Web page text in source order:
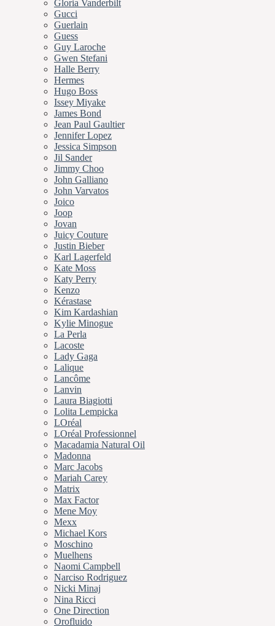
Gloria Vanderbilt
Gucci
Guerlain
Guess
Guy Laroche
Gwen Stefani
Halle Berry
Hermes
Hugo Boss
Issey Miyake
James Bond
Jean Paul Gaultier
Jennifer Lopez
Jessica Simpson
Jil Sander
Jimmy Choo
John Galliano
John Varvatos
Joico
Joop
Jovan
Juicy Couture
Justin Bieber
Karl Lagerfeld
Kate Moss
Katy Perry
Kenzo
Kérastase
Kim Kardashian
Kylie Minogue
La Perla
Lacoste
Lady Gaga
Lalique
Lancôme
Lanvin
Laura Biagiotti
Lolita Lempicka
LOréal
LOréal Professionnel
Macadamia Natural Oil
Madonna
Marc Jacobs
Mariah Carey
Matrix
Max Factor
Mene Moy
Mexx
Michael Kors
Moschino
Muelhens
Naomi Campbell
Narciso Rodriguez
Nicki Minaj
Nina Ricci
One Direction
Orofluido